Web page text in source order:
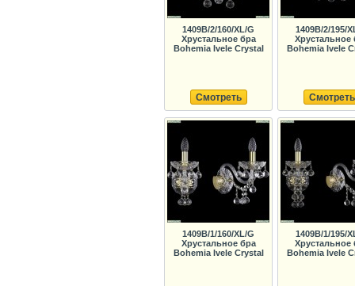
1409B/2/160/XL/G
Хрустальное бра
Bohemia Ivele Crystal
Смотреть
1409B/2/195/
Хрустальное
Bohemia Ivele
Смотреть
1409B/1/160/XL/G
Хрустальное бра
Bohemia Ivele Crystal
1409B/1/195/
Хрустальное
Bohemia Ivele